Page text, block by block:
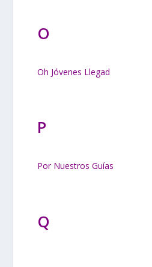
O
Oh Jóvenes Llegad
P
Por Nuestros Guías
Q